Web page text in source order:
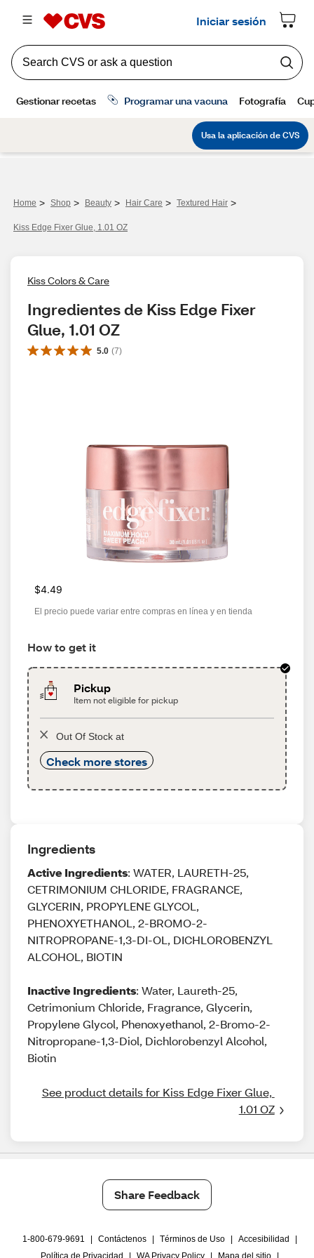
Home > Shop > Beauty > Hair Care > Textured Hair >
Kiss Edge Fixer Glue, 1.01 OZ
Kiss Colors & Care
Ingredientes de Kiss Edge Fixer
Glue, 1.01 OZ
5.0 (7)
$4.49
El precio puede variar entre compras en línea y en tienda
How to get it
Pickup
Item not eligible for pickup
Out Of Stock at
Check more stores
Ingredients
Active Ingredients: WATER, LAURETH-25,
CETRIMONIUM CHLORIDE, FRAGRANCE,
GLYCERIN, PROPYLENE GLYCOL,
PHENOXYETHANOL, 2-BROMO-2-
NITROPROPANE-1,3-DI-OL, DICHLOROBENZYL
ALCOHOL, BIOTIN
Inactive Ingredients: Water, Laureth-25,
Cetrimonium Chloride, Fragrance, Glycerin,
Propylene Glycol, Phenoxyethanol, 2-Bromo-2-
Nitropropane-1,3-Diol, Dichlorobenzyl Alcohol,
Biotin
See product details for Kiss Edge Fixer Glue,
1.01 OZ
Share Feedback
1-800-679-9691 Contáctenos Términos de Uso Accesibilidad
Política de Privacidad
WA Privacy Policy Mapa del sitio